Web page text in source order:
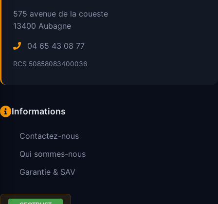
575 avenue de la coueste
13400 Aubagne
04 65 43 08 77
RCS 50858083400036
Informations
Contactez-nous
Qui sommes-nous
Garantie & SAV